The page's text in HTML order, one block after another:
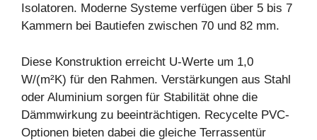
Isolatoren. Moderne Systeme verfügen über 5 bis 7
Kammern bei Bautiefen zwischen 70 und 82 mm.
Diese Konstruktion erreicht U-Werte um 1,0
W/(m²K) für den Rahmen. Verstärkungen aus Stahl
oder Aluminium sorgen für Stabilität ohne die
Dämmwirkung zu beeinträchtigen. Recycelte PVC-
Optionen bieten dabei die gleiche Terrassentür